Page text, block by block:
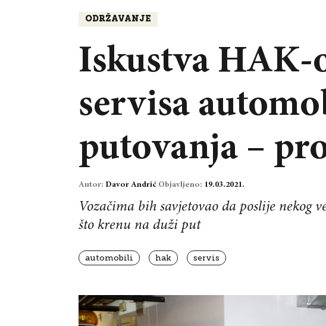
ODRŽAVANJE
Iskustva HAK-
servisa
putovanja –
Autor: Davor Andrić Objavljeno: 19.03.2021.
Vozačima bih savjetovao da poslije nekog
što krenu na duži put
automobili hak servis